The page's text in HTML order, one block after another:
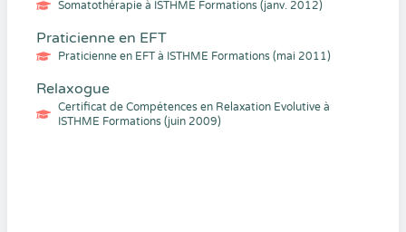
Somatothérapie à ISTHME Formations (janv. 2012)
Praticienne en EFT
Praticienne en EFT à ISTHME Formations (mai 2011)
Relaxogue
Certificat de Compétences en Relaxation Evolutive à
ISTHME Formations (juin 2009)